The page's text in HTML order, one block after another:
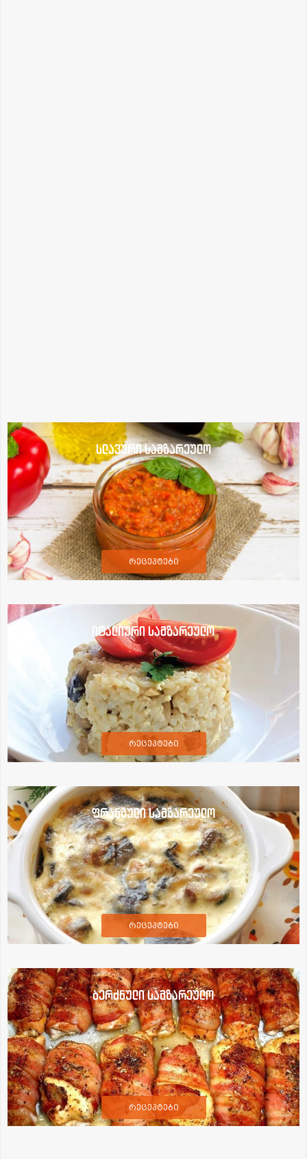
სლავური სამზარეულო
რეცეპტები
იტალიური სამზარეულო
რეცეპტები
ფრანგული სამზარეულო
რეცეპტები
ბერძნული სამზარეულო
რეცეპტები